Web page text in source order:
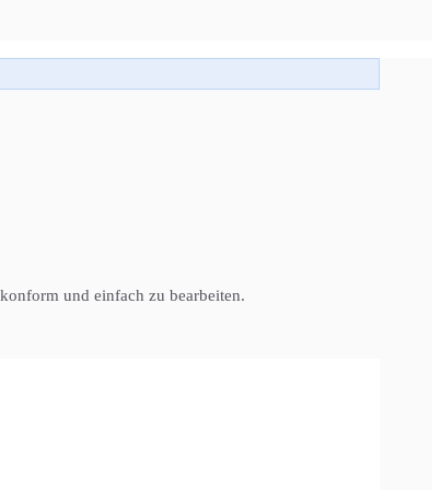
und einfach zu bearbeiten.